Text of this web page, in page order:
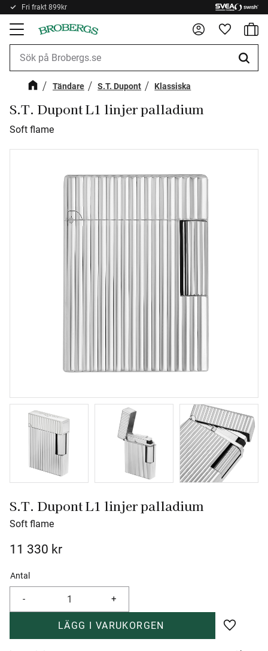
Meny
Fri frakt 899kr
Tändare S.T. Dupont Klassiska
S.T. Dupont L1 linjer palladium
Soft flame
S.T. Dupont L1 linjer palladium
Soft flame
11 330 kr
Antal
+
-
Lägg till